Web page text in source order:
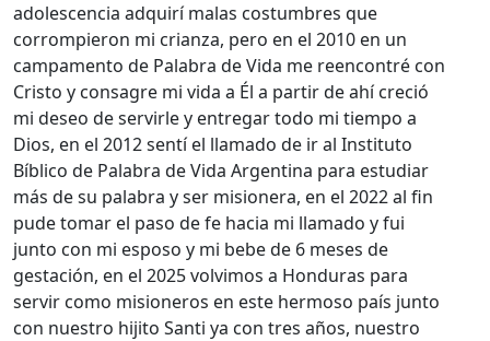
adolescencia adquirí malas costumbres que
corrompieron mi crianza, pero en el 2010 en un
campamento de Palabra de Vida me reencontré con
Cristo y consagre mi vida a Él a partir de ahí creció
mi deseo de servirle y entregar todo mi tiempo a
Dios, en el 2012 sentí el llamado de ir al Instituto
Bíblico de Palabra de Vida Argentina para estudiar
más de su palabra y ser misionera, en el 2022 al fin
pude tomar el paso de fe hacia mi llamado y fui
junto con mi esposo y mi bebe de 6 meses de
gestación, en el 2025 volvimos a Honduras para
servir como misioneros en este hermoso país junto
con nuestro hijito Santi ya con tres años, nuestro